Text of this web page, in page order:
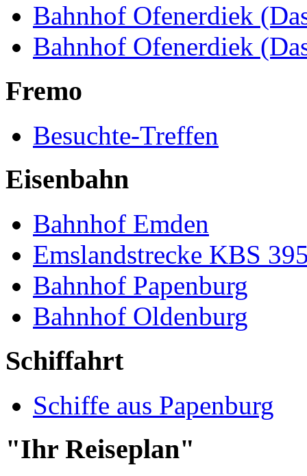
Bahnhof Ofenerdiek
Bahnhof Ofenerdiek
Fremo
Besuchte-Treffen
Eisenbahn
Bahnhof Emden
Emslandstrecke KBS
Bahnhof Papenburg
Bahnhof Oldenburg
Schiffahrt
Schiffe aus Papenburg
"Ihr Reiseplan"